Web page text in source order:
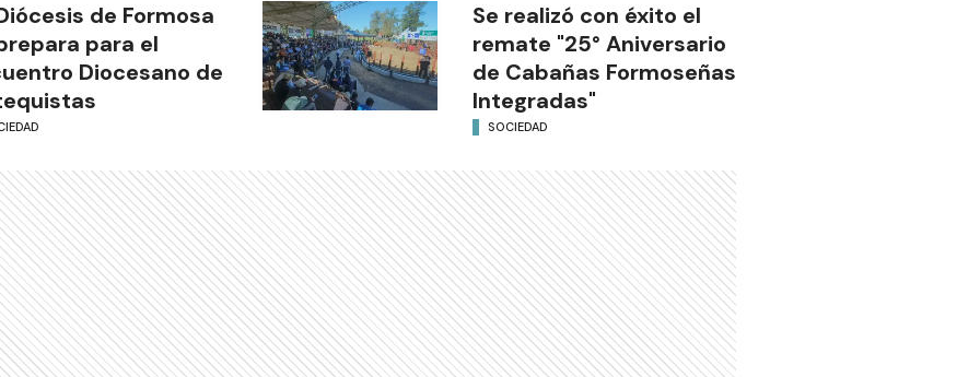
de Formosa
para el
Diocesano de
Se realizó con éxito el
remate "25° Aniversario
de Cabañas Formoseñas
Integradas"
SOCIEDAD